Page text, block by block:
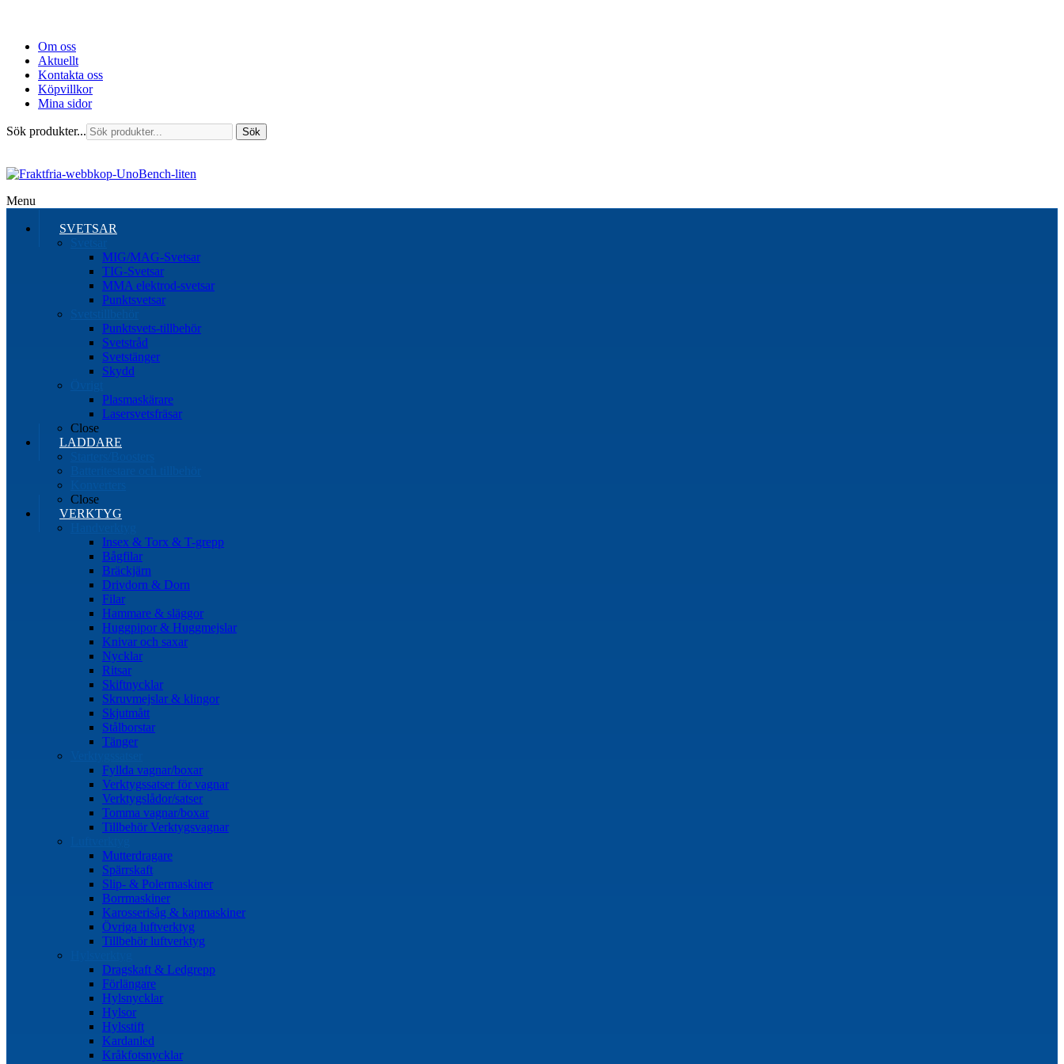
Om oss
Aktuellt
Kontakta oss
Köpvillkor
Mina sidor
Sök produkter... Sök
Menu
SVETSAR
MIG/MAG-Svetsar
TIG-Svetsar
MMA elektrod-svetsar
Punktsvetsar
Punktsvets-tillbehör
Svetstråd
Svetstänger
Skydd
Plasmaskärare
Lasersvetsfräsar
Close
LADDARE
Close
VERKTYG
Insex & Torx & T-grepp
Bågfilar
Bräckjärn
Drivdorn & Dorn
Filar
Hammare & släggor
Huggpipor & Huggmejslar
Knivar och saxar
Nycklar
Ritsar
Skiftnycklar
Skruvmejslar & klingor
Skjutmått
Stålborstar
Tänger
Fyllda vagnar/boxar
Verktygssatser för vagnar
Verktygslådor/satser
Tomma vagnar/boxar
Tillbehör Verktygsvagnar
Mutterdragare
Spärrskaft
Slip- & Polermaskiner
Borrmaskiner
Karosserisåg & kapmaskiner
Övriga luftverktyg
Tillbehör luftverktyg
Dragskaft & Ledgrepp
Förlängare
Hylsnycklar
Hylsor
Hylsstift
Kardanled
Kråkfotsnycklar